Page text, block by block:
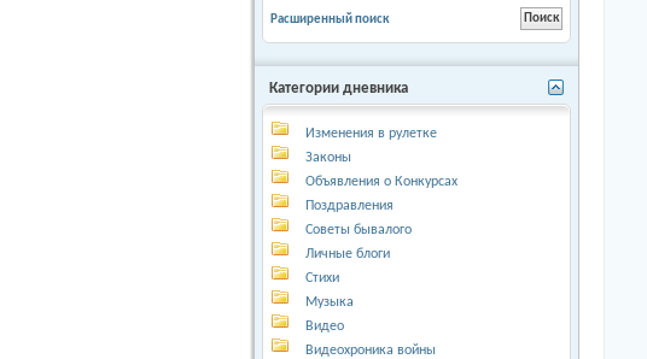
Расширенный поиск
Категории дневника
Изменения в рулетке
Законы
Объявления о Конкурсах
Поздравления
Советы бывалого
Личные блоги
Стихи
Музыка
Видео
Видеохроника войны